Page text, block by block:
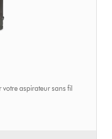
aspirateur sans fil